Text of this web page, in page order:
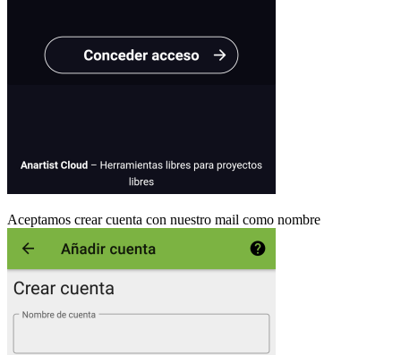
Aceptamos crear cuenta con nuestro mail como nombre